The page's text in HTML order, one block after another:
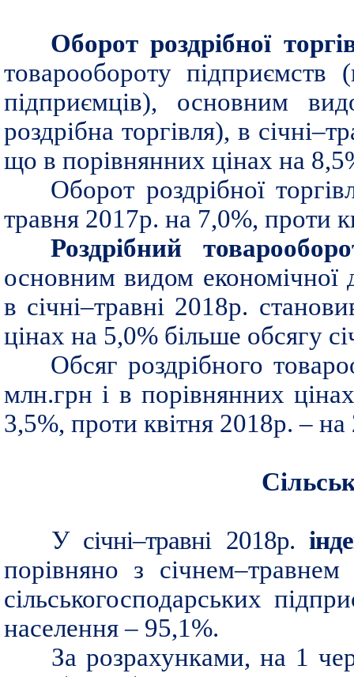
Оборот роздрібної
товарообороту
підприємців), основним
роздрібна торгівля), в
що в порівнянних цінах на
Оборот роздрібної
травня 2017р. на 7,0%, проти
Роздрібний
основним видом економічної
в січні–травні 2018р.
цінах на 5,0% більше обсягу
Обсяг роздрібного
млн.грн і в порівнянних
3,5%, проти квітня 2018р. – на
У січні–травні 2018р.
порівняно з
сільськогосподарських
населення – 95,1%.
За розрахунками, на 1